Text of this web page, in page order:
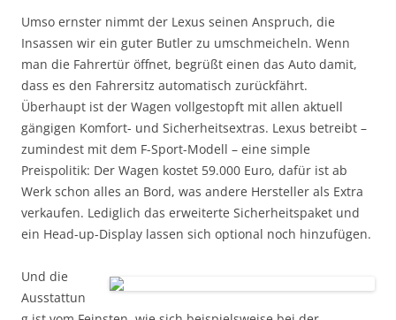
Umso ernster nimmt der Lexus seinen Anspruch, die
Insassen wir ein guter Butler zu umschmeicheln. Wenn
man die Fahrertür öffnet, begrüßt einen das Auto damit,
dass es den Fahrersitz automatisch zurückfährt.
Überhaupt ist der Wagen vollgestopft mit allen aktuell
gängigen Komfort- und Sicherheitsextras. Lexus betreibt –
zumindest mit dem F-Sport-Modell – eine simple
Preispolitik: Der Wagen kostet 59.000 Euro, dafür ist ab
Werk schon alles an Bord, was andere Hersteller als Extra
verkaufen. Lediglich das erweiterte Sicherheitspaket und
ein Head-up-Display lassen sich optional noch hinzufügen.
Und die
Ausstattun